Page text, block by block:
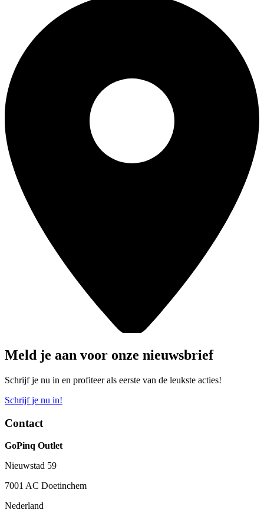
Meld je aan voor onze nieuwsbrief
Schrijf je nu in en profiteer als eerste van de leukste acties!
Schrijf je nu in!
Contact
GoPinq Outlet
Nieuwstad 59
7001 AC Doetinchem
Nederland